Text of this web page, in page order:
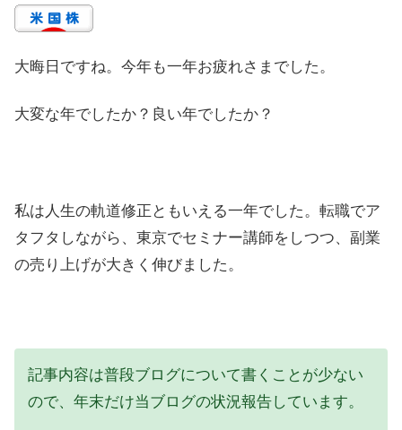
大晦日ですね。今年も一年お疲れさまでした。
大変な年でしたか？良い年でしたか？
私は人生の軌道修正ともいえる一年でした。転職でア
タフタしながら、東京でセミナー講師をしつつ、副業
の売り上げが大きく伸びました。
記事内容は普段ブログについて書くことが少ない
ので、年末だけ当ブログの状況報告しています。